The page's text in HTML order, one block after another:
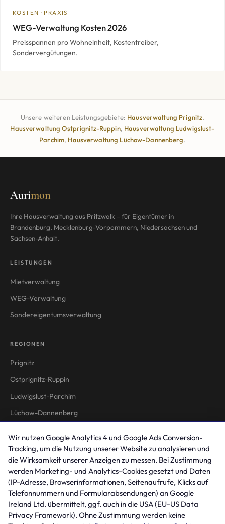
KOSTEN · PRAXIS
WEG-Verwaltung Kosten 2026
Preisspannen pro Wohneinheit, Kostentreiber,
Sondervergütungen.
Unsere weiteren Leistungsgebiete: Hausverwaltung Prignitz,
HausverwaltungOstprignitz-Ruppin, Hausverwaltung Ludwigslust-
Parchim, Hausverwaltung Lüchow-Dannenberg.
Aurimon
Ihre Hausverwaltung aus Pritzwalk – für Eigentümer in
Brandenburg, Mecklenburg-Vorpommern, Niedersachsen und
Sachsen-Anhalt.
LEISTUNGEN
Mietverwaltung
WEG-Verwaltung
Sondereigentumsverwaltung
REGIONEN
Prignitz
Ostprignitz-Ruppin
Ludwigslust-Parchim
Lüchow-Dannenberg
RECHTLICHES
Impressum
Datenschutzerklärung
KONTAKT
Wir nutzen Google Analytics 4 und Google Ads Conversion-
Tracking, um die Nutzung unserer Website zu analysieren und
die Wirksamkeit unserer Anzeigen zu messen. Bei Zustimmung
werden Marketing- und Analytics-Cookies gesetzt und Daten
(IP-Adresse, Browserinformationen, Seitenaufrufe, Klicks auf
Telefonnummern und Formularabsendungen) an Google
Ireland Ltd. übermittelt, ggf. auch in die USA (EU-US Data
Privacy Framework). Ohne Zustimmung werden keine